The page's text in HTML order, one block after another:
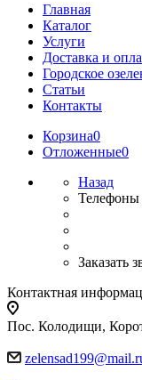
Главная
Каталог
Услуги
Доставка и
Городское
Статьи
Контакты
Корзина0
Отложенные0
Назад
Телефоны
Заказать
Контактная
Пос. Колодищи,